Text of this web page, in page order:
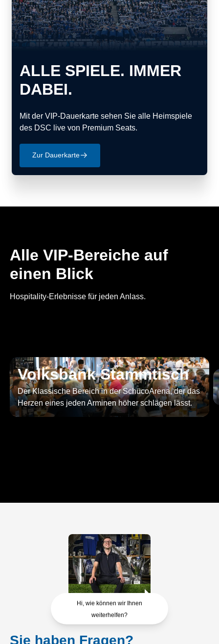
ALLE SPIELE. IMMER
DABEI.
Mit der VIP-Dauerkarte sehen Sie alle Heimspiele
des DSC live von Premium Seats.
Zur Dauerkarte􀄫
Alle VIP-Bereiche auf
einen Blick
Hospitality-Erlebnisse für jeden Anlass.
Volksbank Stammtisch
Der Klassische Bereich in der SchücoArena, der das
Herzen eines jeden Arminen höher schlägen lässt.
Hi, wie können wir Ihnen
weiterhelfen?
Sie haben Fragen?